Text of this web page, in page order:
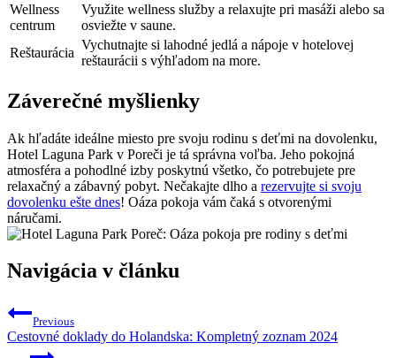
Wellness
centrum
Využite wellness služby a relaxujte pri masáži alebo sa
osviežte v saune.
Reštaurácia
Vychutnajte si lahodné jedlá a nápoje v hotelovej
reštaurácii s výhľadom na more.
Záverečné myšlienky
Ak hľadáte ideálne miesto pre svoju rodinu s deťmi na dovolenku,
Hotel Laguna Park v Poreči je tá správna voľba. Jeho pokojná
atmosféra a pohodlné izby poskytnú všetko, čo potrebujete pre
relaxačný a zábavný pobyt. Nečakajte dlho a rezervujte si svoju
dovolenku ešte dnes! Oáza pokoja vám čaká s otvorenými
náručami.
Navigácia v článku
Previous
Cestovné doklady do Holandska: Kompletný zoznam 2024